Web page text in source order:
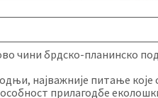
брдско-планинско
најважније питање
прилагодбе